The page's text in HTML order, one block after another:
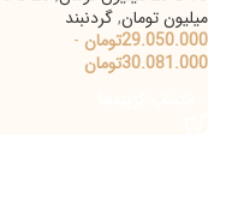
میلیون تومان,گردنبند
29.050.000تومان -
30.081.000تومان